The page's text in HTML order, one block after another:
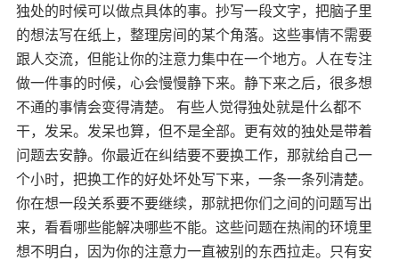
独处的时候可以做点具体的事。抄写一段文字，把脑子里
的想法写在纸上，整理房间的某个角落。这些事情不需要
跟人交流，但能让你的注意力集中在一个地方。人在专注
做一件事的时候，心会慢慢静下来。静下来之后，很多想
不通的事情会变得清楚。 有些人觉得独处就是什么都不
干，发呆。发呆也算，但不是全部。更有效的独处是带着
问题去安静。你最近在纠结要不要换工作，那就给自己一
个小时，把换工作的好处坏处写下来，一条一条列清楚。
你在想一段关系要不要继续，那就把你们之间的问题写出
来，看看哪些能解决哪些不能。这些问题在热闹的环境里
想不明白，因为你的注意力一直被别的东西拉走。只有安